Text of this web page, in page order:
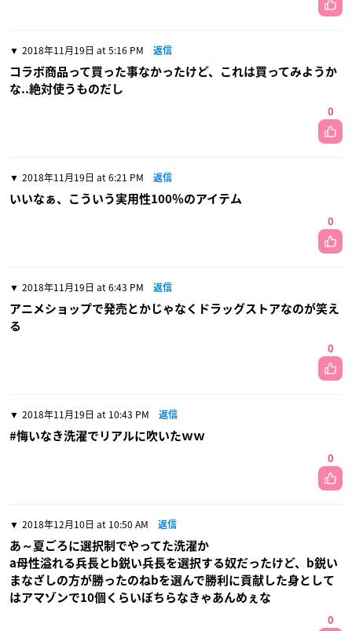
2018年11月19日 at 5:16 PM 返信
コラボ商品って買った事なかったけど、これは買ってみようか
な..絶対使うものだし
0
2018年11月19日 at 6:21 PM 返信
いいなぁ、こういう実用性100％のアイテム
0
2018年11月19日 at 6:43 PM 返信
アニメショップで発売とかじゃなくドラッグストアなのが笑え
る
0
2018年11月19日 at 10:43 PM 返信
#悔いなき洗濯でリアルに吹いたｗｗ
0
2018年12月10日 at 10:50 AM 返信
あ～夏ごろに選択制でやってた洗濯か
a母性溢れる兵長とb鋭い兵長を選択する奴だったけど、b鋭い
まなざしの方が勝ったのねbを選んで勝利に貢献した身として
はアマゾンで10個くらいぼちらなきゃあんめぇな
0